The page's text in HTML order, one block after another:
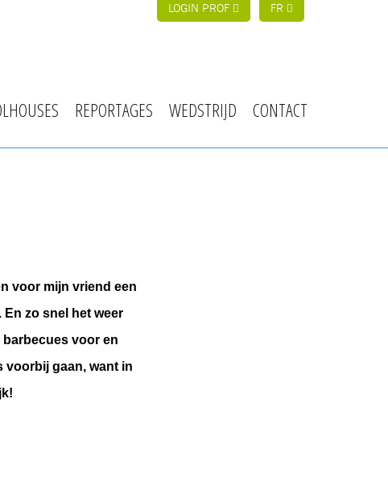
LOGIN PROF FR
REPORTAGES WEDSTRIJD CONTACT
voor mijn vriend een
zo snel het weer
barbecues voor en
voorbij gaan, want in